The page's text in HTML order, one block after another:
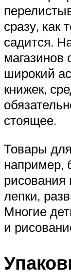
сразу, как
садится.
магазинов
широкий
книжек,
стоящее.
Товары
например,
рисования
лепки,
Многие
и